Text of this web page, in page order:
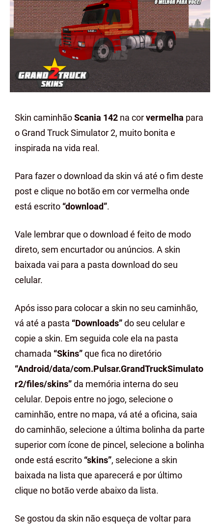
Skin caminhãoScania 142 na corvermelha para
o Grand Truck Simulator 2, muito bonita e
inspirada na vida real.
Para fazer o download da skin vá até o fim deste
post e clique no botão em cor vermelha onde
está escrito “download”.
Vale lembrar que o download é feito de modo
direto, sem encurtador ou anúncios. A skin
baixada vai para a pasta download do seu
celular.
Após isso para colocar a skin no seu caminhão,
vá até a pasta “Downloads”do seu celular e
copie a skin. Em seguida cole ela na pasta
chamada “Skins”que fica no diretório
“Android/data/com.Pulsar.GrandTruckSimulato
r2/files/skins”da memória interna do seu
celular. Depois entre no jogo, selecione o
caminhão, entre no mapa, vá até a oficina, saia
do caminhão, selecione a última bolinha da parte
superior com ícone de pincel, selecione a bolinha
onde está escrito “skins”, selecione a skin
baixada na lista que aparecerá e por último
clique no botão verde abaixo da lista.
Se gostou da skin não esqueça de voltar para